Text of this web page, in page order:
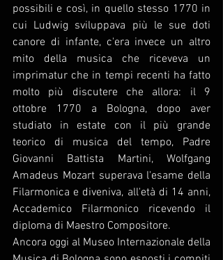
possibili e così, in quello stesso 1770 in
cui Ludwig sviluppava più le sue doti
canore di infante, c'era invece un altro
mito della musica che riceveva un
imprimatur che in tempi recenti ha fatto
molto più discutere che allora: il 9
ottobre 1770 a Bologna, dopo aver
studiato in estate con il più grande
teorico di musica del tempo, Padre
Giovanni Battista Martini, Wolfgang
Amadeus Mozart superava l'esame della
Filarmonica e diveniva, all'età di 14 anni,
Accademico Filarmonico ricevendo il
diploma di Maestro Compositore.
Ancora oggi al Museo Internazionale della